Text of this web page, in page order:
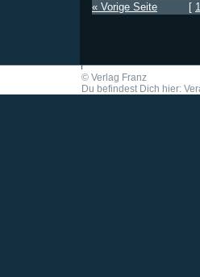
« Vorige Seite [ 1
© Verlag Franz
Du befindest Dich hier: